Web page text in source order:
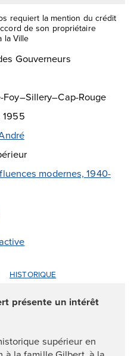
requiert la mention du crédit
de son propriétaire
la Ville
Gouverneurs
Foy–Sillery–Cap-Rouge
1955
modernes, 1940-
HISTORIQUE
présente un intérêt
supérieur en